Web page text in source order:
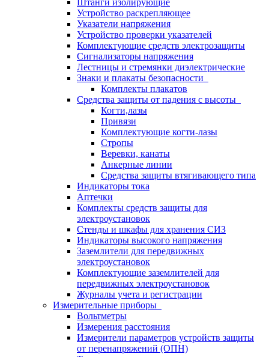
Штанги изолирующие
Устройство раскрепляющее
Указатели напряжения
Устройство проверки указателей
Комплектующие средств электрозащиты
Сигнализаторы напряжения
Лестницы и стремянки диэлектрические
Знаки и плакаты безопасности
Комплекты плакатов
Средства защиты от падения с высоты
Когти,лазы
Привязи
Комплектующие когти-лазы
Стропы
Веревки, канаты
Анкерные линии
Средства защиты втягивающего типа
Индикаторы тока
Аптечки
Комплекты средств защиты для
электроустановок
Стенды и шкафы для хранения СИЗ
Индикаторы высокого напряжения
Заземлители для передвижных
электроустановок
Комплектующие заземлителей для
передвижных электроустановок
Журналы учета и регистрации
Измерительные приборы
Вольтметры
Измерения расстояния
Измерители параметров устройств защиты
от перенапряжений (ОПН)